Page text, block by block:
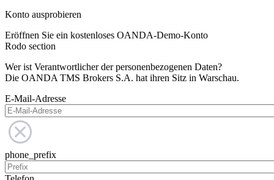
Konto ausprobieren
Eröffnen Sie ein kostenloses OANDA-Demo-Konto
Rodo section
Wer ist Verantwortlicher der personenbezogenen Daten?
Die OANDA TMS Brokers S.A. hat ihren Sitz in Warschau.
E-Mail-Adresse
phone_prefix